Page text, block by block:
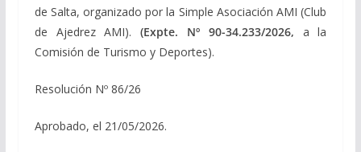
de Salta, organizado por la Simple Asociación AMI (Club
de Ajedrez AMI).(Expte. Nº 90-34.233/2026, a la
Comisión de Turismo y Deportes).
Resolución Nº 86/26
Aprobado, el 21/05/2026.